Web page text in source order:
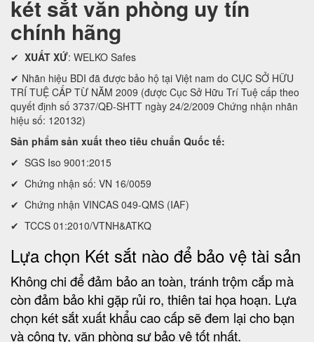
két sắt văn phòng uy tín
chính hãng
✔ XUẤT XỨ: WELKO Safes
✔ Nhãn hiệu BDI đã được bảo hộ tại Việt nam do CỤC SỞ HỮU
TRÍ TUỆ CẤP TỪ NĂM 2009 (được Cục Sở Hữu Trí Tuệ cấp theo
quyết định số 3737/QĐ-SHTT ngày 24/2/2009 Chứng nhận nhãn
hiệu số: 120132)
Sản phẩm sản xuất theo tiêu chuẩn Quốc tế:
✔ SGS Iso 9001:2015
✔ Chứng nhận số: VN 16/0059
✔ Chứng nhận VINCAS 049-QMS (IAF)
✔ TCCS 01:2010/VTNH&ATKQ
Lựa chọn Két sắt nào để bảo vệ tài sản
Không chi để đảm bảo an toàn, tránh trộm cắp mà
còn đảm bảo khi gặp rủi ro, thiên tai họa hoạn. Lựa
chọn két sắt xuất khẩu cao cấp sẽ đem lại cho bạn
và công ty, văn phòng sự bảo vệ tốt nhất.